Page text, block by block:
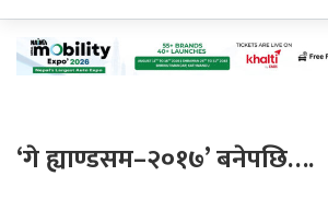
‘गे ह्याण्डसम–२०१७’ बनेपछि….